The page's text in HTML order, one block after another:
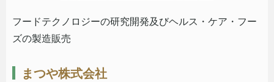
フードテクノロジーの研究開発及びヘルス・ケア・フー
ズの製造販売
まつや株式会社